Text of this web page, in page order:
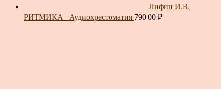
Лифиц И.В.
РИТМИКА_ Аудиохрестоматия 790.00 ₽